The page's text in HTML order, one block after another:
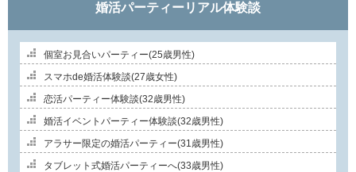
婚活パーティーリアル体験談
個室お見合いパーティー(25歳男性)
スマホde婚活体験談(27歳女性)
恋活パーティー体験談(32歳男性)
婚活イベントパーティー体験談(32歳男性)
アラサー限定の婚活パーティー(31歳男性)
タブレット式婚活パーティーへ(33歳男性)